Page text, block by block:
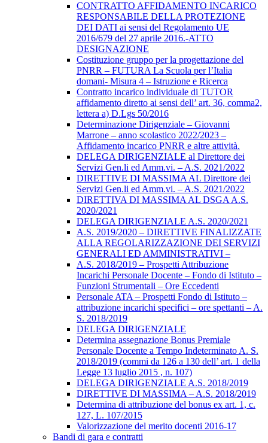
CONTRATTO AFFIDAMENTO INCARICO
RESPONSABILE DELLA PROTEZIONE
DEI DATI ai sensi del Regolamento UE
2016/679 del 27 aprile 2016.-ATTO
DESIGNAZIONE
Costituzione gruppo per la progettazione del
PNRR – FUTURA La Scuola per l’Italia
domani- Misura 4 – Istruzione e Ricerca
Contratto incarico individuale di TUTOR
affidamento diretto ai sensi dell’ art. 36, comma2,
lettera a) D.Lgs 50/2016
Determinazione Dirigenziale – Giovanni
Marrone – anno scolastico 2022/2023 –
Affidamento incarico PNRR e altre attività.
DELEGA DIRIGENZIALE al Direttore dei
Servizi Gen.li ed Amm.vi. – A.S. 2021/2022
DIRETTIVE DI MASSIMA AL Direttore dei
Servizi Gen.li ed Amm.vi. – A.S. 2021/2022
DIRETTIVA DI MASSIMA AL DSGA A.S.
2020/2021
DELEGA DIRIGENZIALE A.S. 2020/2021
A.S. 2019/2020 – DIRETTIVE FINALIZZATE
ALLA REGOLARIZZAZIONE DEI SERVIZI
GENERALI ED AMMINISTRATIVI –
A.S. 2018/2019 – Prospetti Attribuzione
Incarichi Personale Docente – Fondo di Istituto –
Funzioni Strumentali – Ore Eccedenti
Personale ATA – Prospetti Fondo di Istituto –
attribuzione incarichi specifici – ore spettanti – A.
S. 2018/2019
DELEGA DIRIGENZIALE
Determina assegnazione Bonus Premiale
Personale Docente a Tempo Indeterminato A. S.
2018/2019 (commi da 126 a 130 dell’ art. 1 della
Legge 13 luglio 2015 , n. 107)
DELEGA DIRIGENZIALE A.S. 2018/2019
DIRETTIVE DI MASSIMA – A.S. 2018/2019
Determina di attribuzione del bonus ex art. 1, c.
127, L. 107/2015
Valorizzazione del merito docenti 2016-17
Bandi di gara e contratti